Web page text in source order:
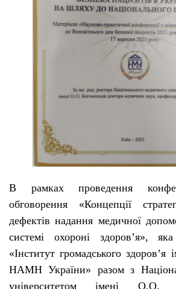
В рамках проведення
обговорення «Концепції
дефектів надання медичної
системі охороні здоров’я»,
«Інститут громадського
НАМН України» разом з
університетом імені О.О.